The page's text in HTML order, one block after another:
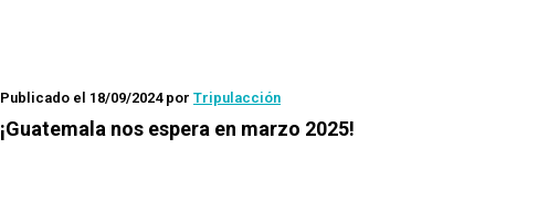
Publicado el 18/09/2024por Tripulacción
¡Guatemala nos espera en marzo 2025!